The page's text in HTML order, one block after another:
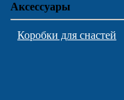
Аксессуары
Коробки для снастей